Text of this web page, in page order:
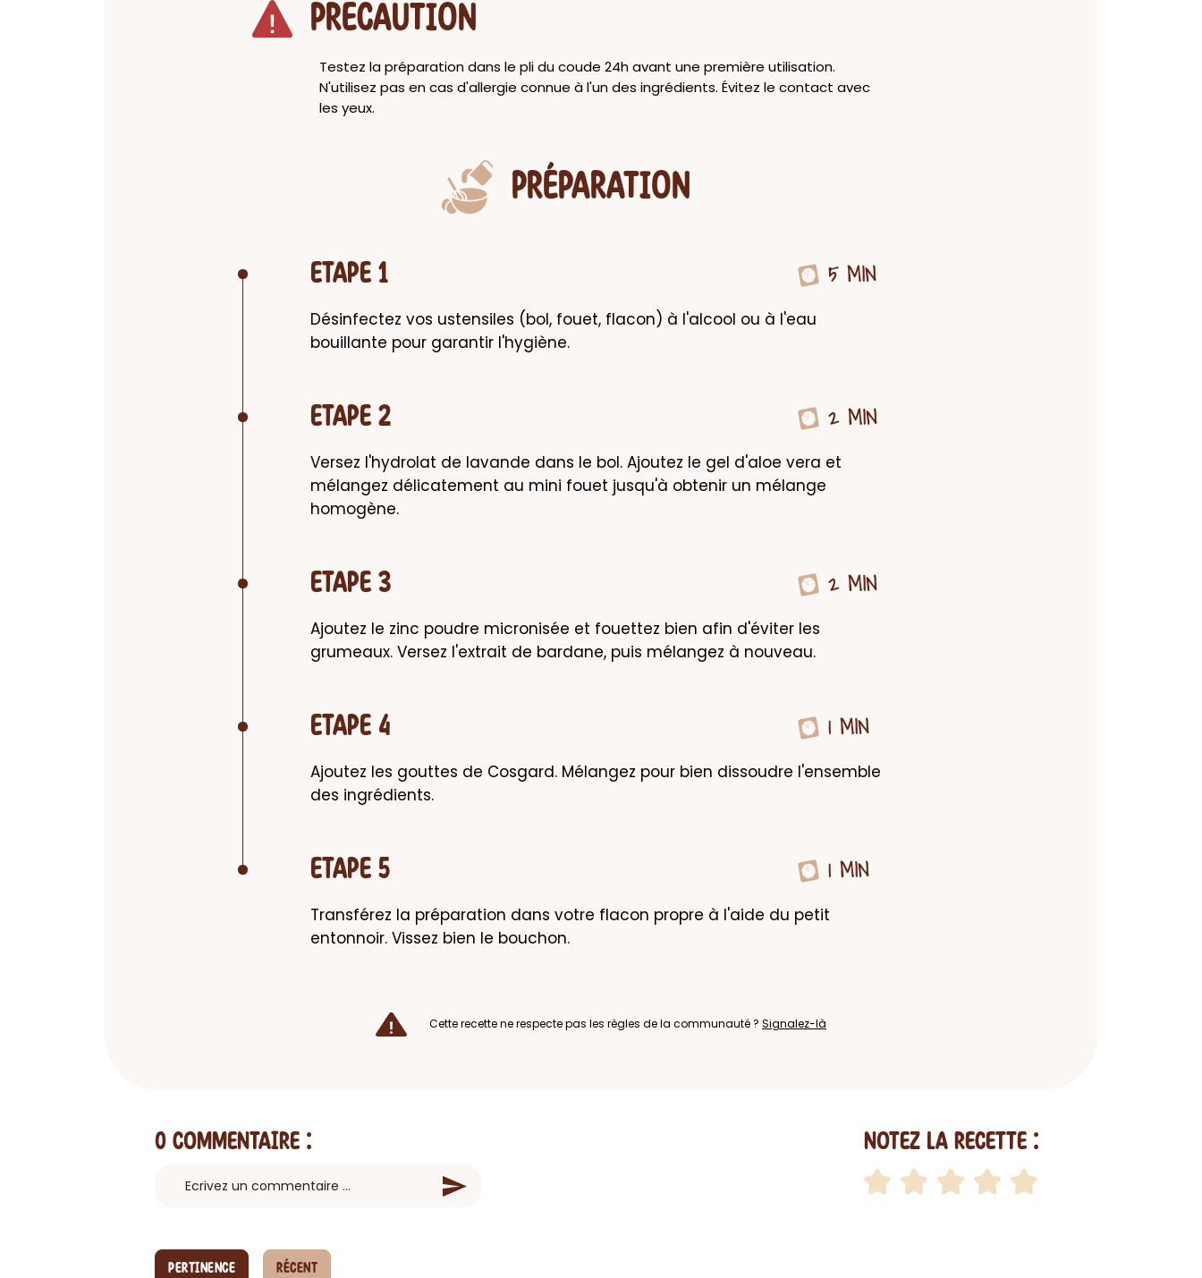
PRECAUTION
Testez la préparation dans le pli du coude 24h avant une première utilisation.
N'utilisez pas en cas d'allergie connue à l'un des ingrédients. Évitez le contact avec
les yeux.
PRÉPARATION
ETAPE 1 5 MIN
Désinfectez vos ustensiles (bol, fouet, flacon) à l'alcool ou à l'eau
bouillante pour garantir l'hygiène.
ETAPE 2 2 MIN
Versez l'hydrolat de lavande dans le bol. Ajoutez le gel d'aloe vera et
mélangez délicatement au mini fouet jusqu'à obtenir un mélange
homogène.
ETAPE 3 2 MIN
Ajoutez le zinc poudre micronisée et fouettez bien afin d'éviter les
grumeaux. Versez l'extrait de bardane, puis mélangez à nouveau.
ETAPE 4 1 MIN
Ajoutez les gouttes de Cosgard. Mélangez pour bien dissoudre l'ensemble
des ingrédients.
ETAPE 5 1 MIN
Transférez la préparation dans votre flacon propre à l'aide du petit
entonnoir. Vissez bien le bouchon.
Cette recette ne respecte pas les règles de la communauté ? Signalez-là
0 Commentaire : Notez la recette :
PERTINENCE RÉCENT